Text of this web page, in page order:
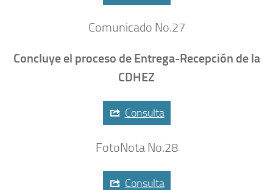
Comunicado No.27
Concluye el proceso de Entrega-Recepción de la
CDHEZ
Consulta
FotoNota No.28
Consulta